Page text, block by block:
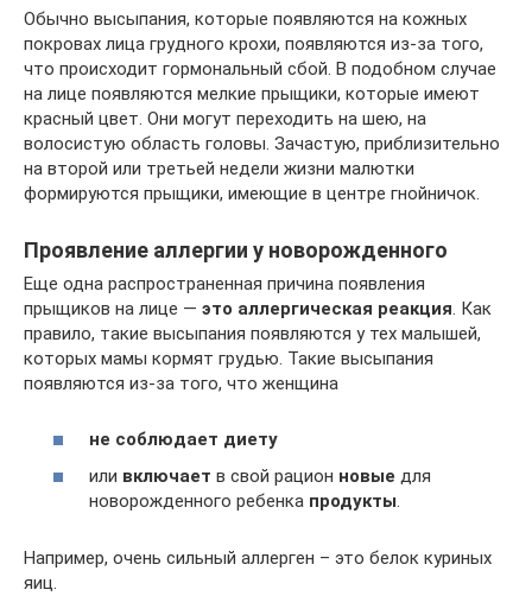
Обычно высыпания, которые появляются на кожных
покровах лица грудного крохи, появляются из-за того,
что происходит гормональный сбой. В подобном случае
на лице появляются мелкие прыщики, которые имеют
красный цвет. Они могут переходить на шею, на
волосистую область головы. Зачастую, приблизительно
на второй или третьей недели жизни малютки
формируются прыщики, имеющие в центре гнойничок.
Проявление аллергии у новорожденного
Еще одна распространенная причина появления
прыщиков на лице — это аллергическая реакция. Как
правило, такие высыпания появляются у тех малышей,
которых мамы кормят грудью. Такие высыпания
появляются из-за того, что женщина
не соблюдает диету
или включает в свой рацион новые для
новорожденного ребенка продукты.
Например, очень сильный аллерген – это белок куриных
яиц.